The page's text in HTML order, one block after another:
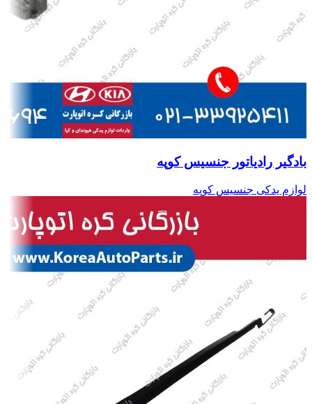
بادگیر رادیاتور جنسیس کوپه
لوازم یدکی جنسیس کوپه